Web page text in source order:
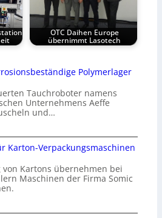
OTC Daihen Europe
übernimmt Lasotech
Polymerlager
Tauchroboter namens
Unternehmens Aeffe
und…
Karton-Verpackungsmaschinen
Kartons übernehmen bei
Maschinen der Firma Somic